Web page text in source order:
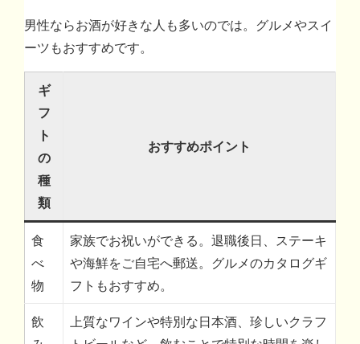
男性ならお酒が好きな人も多いのでは。グルメやスイ
ーツもおすすめです。
ギ
フ
ト
の
種
類
おすすめポイント
食
べ
物
家族でお祝いができる。退職後日、ステーキ
や海鮮をご自宅へ郵送。グルメのカタログギ
フトもおすすめ。
飲
上質なワインや特別な日本酒、珍しいクラフ